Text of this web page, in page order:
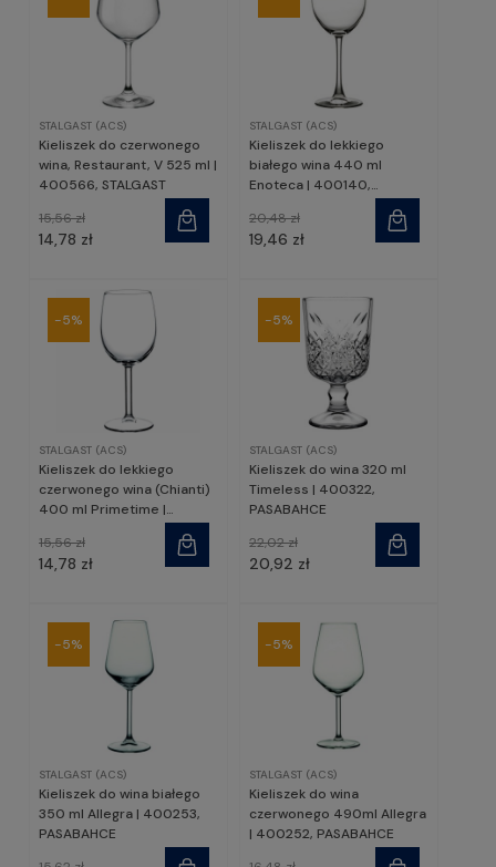
STALGAST (ACS)
Kieliszek do czerwonego
wina, Restaurant, V 525 ml |
400566, STALGAST
14,78 zł
15,56 zł
STALGAST (ACS)
Kieliszek do lekkiego
białego wina 440 ml
Enoteca | 400140,
19,46 zł
20,48 zł
STALGAST (ACS)
Kieliszek do lekkiego
czerwonego wina (Chianti)
400 ml Primetime |
14,78 zł
15,56 zł
-5%
STALGAST (ACS)
Kieliszek do wina 320 ml
Timeless | 400322,
PASABAHCE
20,92 zł
22,02 zł
-5%
STALGAST (ACS)
Kieliszek do wina białego
350 ml Allegra | 400253,
PASABAHCE
-5%
STALGAST (ACS)
Kieliszek do wina
czerwonego 490ml Allegra
| 400252, PASABAHCE
-5%